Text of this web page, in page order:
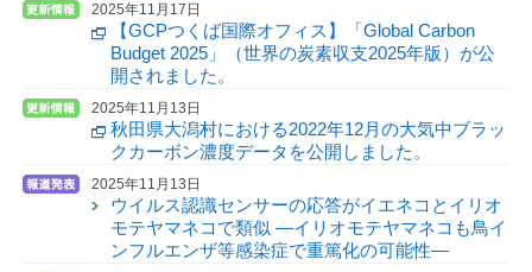
2025年11月17日
【GCPつくば国際オフィス】「Global Carbon
Budget 2025」（世界の炭素収支2025年版）が公
開されました。
2025年11月13日
秋田県大潟村における2022年12月の大気中ブラッ
クカーボン濃度データを公開しました。
2025年11月13日
ウイルス認識センサーの応答がイエネコとイリオ
モテヤマネコで類似 —イリオモテヤマネコも鳥イ
ンフルエンザ等感染症で重篤化の可能性—